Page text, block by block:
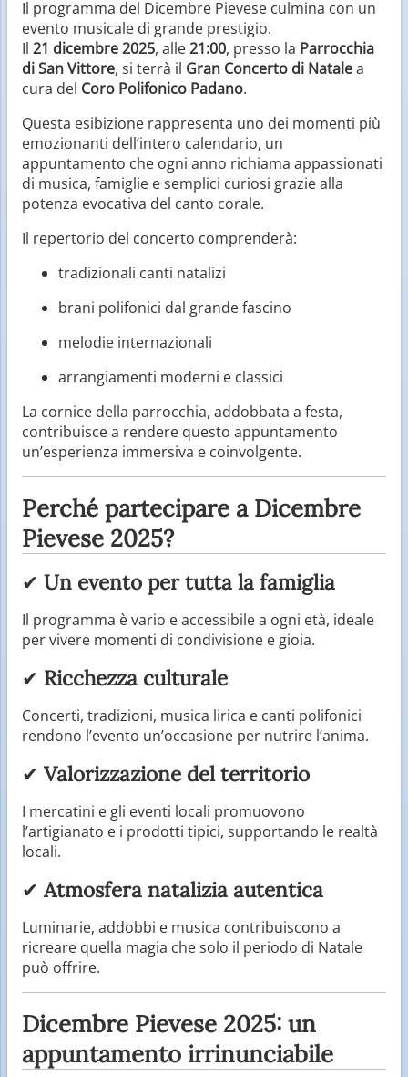
Il programma del Dicembre Pievese culmina con un
evento musicale di grande prestigio.
Il 21 dicembre 2025, alle21:00, presso la Parrocchia
di San Vittore, si terrà il Gran Concerto di Natalea
cura del Coro Polifonico Padano.
Questa esibizione rappresenta uno dei momenti più
emozionanti dell’intero calendario, un
appuntamento che ogni anno richiama appassionati
di musica, famiglie e semplici curiosi grazie alla
potenza evocativa del canto corale.
Il repertorio del concerto comprenderà:
tradizionali canti natalizi
brani polifonici dal grande fascino
melodie internazionali
arrangiamenti moderni e classici
La cornice della parrocchia, addobbata a festa,
contribuisce a rendere questo appuntamento
un’esperienza immersiva e coinvolgente.
Perché partecipare a Dicembre
Pievese 2025?
✔ Un evento per tutta la famiglia
Il programma è vario e accessibile a ogni età, ideale
per vivere momenti di condivisione e gioia.
✔ Ricchezza culturale
Concerti, tradizioni, musica lirica e canti polifonici
rendono l’evento un’occasione per nutrire l’anima.
✔ Valorizzazione del territorio
I mercatini e gli eventi locali promuovono
l’artigianato e i prodotti tipici, supportando le realtà
locali.
✔ Atmosfera natalizia autentica
Luminarie, addobbi e musica contribuiscono a
ricreare quella magia che solo il periodo di Natale
può offrire.
Dicembre Pievese 2025: un
appuntamento irrinunciabile